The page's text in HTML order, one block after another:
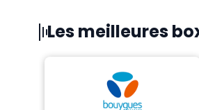
Les meilleures